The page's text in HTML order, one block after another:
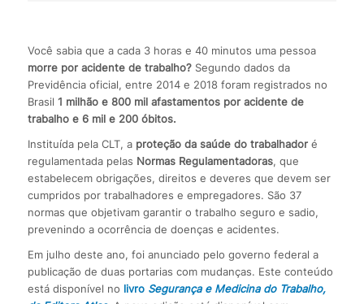
Você sabia que a cada 3 horas e 40 minutos uma pessoa
morre por acidente de trabalho? Segundo dados da
Previdência oficial, entre 2014 e 2018 foram registrados no
Brasil 1 milhão e 800 mil afastamentos por acidente de
trabalho e 6 mil e 200 óbitos.
Instituída pela CLT, a proteção da saúde do trabalhadoré
regulamentada pelas Normas Regulamentadoras, que
estabelecem obrigações, direitos e deveres que devem ser
cumpridos por trabalhadores e empregadores. São 37
normas que objetivam garantir o trabalho seguro e sadio,
prevenindo a ocorrência de doenças e acidentes.
Em julho deste ano, foi anunciado pelo governo federal a
publicação de duas portarias com mudanças. Este conteúdo
está disponível no livro Segurança e Medicina do Trabalho,